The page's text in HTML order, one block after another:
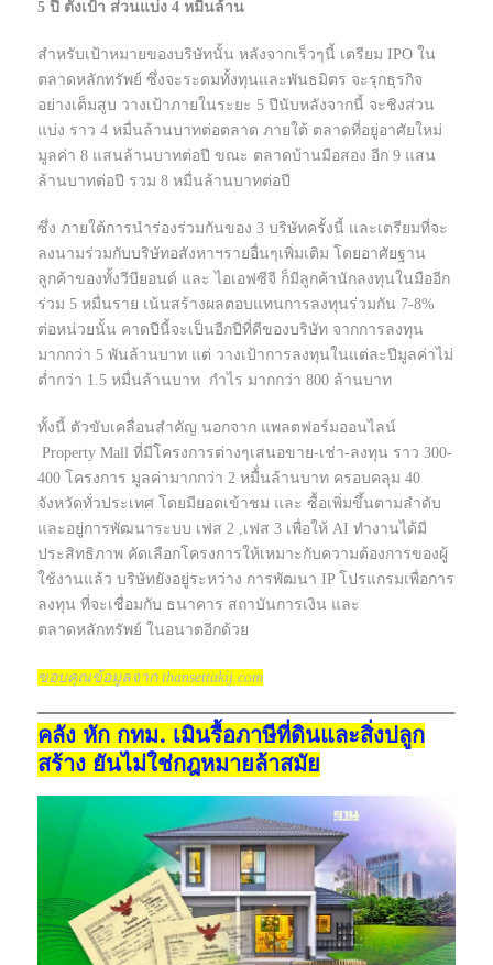
5 ปี ตั้งเป้า ส่วนแบ่ง 4 หมื่นล้าน
สำหรับเป้าหมายของบริษัทนั้น หลังจากเร็วๆนี้ เตรียม IPO ใน
ตลาดหลักทรัพย์ ซึ่งจะระดมทั้งทุนและพันธมิตร จะรุกธุรกิจ
อย่างเต็มสูบ วางเป้าภายในระยะ 5 ปีนับหลังจากนี้ จะชิงส่วน
แบ่ง ราว 4 หมื่นล้านบาทต่อตลาด ภายใต้ ตลาดที่อยู่อาศัยใหม่
มูลค่า 8 แสนล้านบาทต่อปี ขณะ ตลาดบ้านมือสอง อีก 9 แสน
ล้านบาทต่อปี รวม 8 หมื่นล้านบาทต่อปี
ซึ่ง ภายใต้การนำร่องร่วมกันของ 3 บริษัทครั้งนี้ และเตรียมที่จะ
ลงนามร่วมกับบริษัทอสังหาฯรายอื่นๆเพิ่มเติม โดยอาศัยฐาน
ลูกค้าของทั้งวีบียอนด์ และ ไอเอฟซีจี ก็มีลูกค้านักลงทุนในมืออีก
ร่วม 5 หมื่นราย เน้นสร้างผลตอบแทนการลงทุนร่วมกัน 7-8%
ต่อหน่วยนั้น คาดปีนี้จะเป็นอีกปีที่ดีของบริษัท จากการลงทุน
มากกว่า 5 พันล้านบาท แต่ วางเป้าการลงทุนในแต่ละปีมูลค่าไม่
ต่ำกว่า 1.5 หมื่นล้านบาท กำไร มากกว่า 800 ล้านบาท
ทั้งนี้ ตัวขับเคลื่อนสำคัญ นอกจาก แพลตฟอร์มออนไลน์
Property Mall ที่มีโครงการต่างๆเสนอขาย-เช่า-ลงทุน ราว 300-
400 โครงการ มูลค่ามากกว่า 2 หมื้่นล้านบาท ครอบคลุม 40
จังหวัดทั่วประเทศ โดยมียอดเข้าชม และ ซื้อเพิ่มขึ้นตามลำดับ
และอยู่การพัฒนาระบบ เฟส 2 ,เฟส 3 เพื่อให้ AI ทำงานได้มี
ประสิทธิภาพ คัดเลือกโครงการให้เหมาะกับความต้องการของผู้
ใช้งานแล้ว บริษัทยังอยู่ระหว่าง การพัฒนา IP โปรแกรมเพื่อการ
ลงทุน ที่จะเชื่อมกับ ธนาคาร สถาบันการเงิน และ
ตลาดหลักทรัพย์ ในอนาตอีกด้วย
ขอบคุณข้อมูลจาก thansettakij.com
คลัง หัก กทม. เมินรื้อภาษีที่ดินและสิ่งปลูก
สร้าง ยันไม่ใช่กฎหมายล้าสมัย